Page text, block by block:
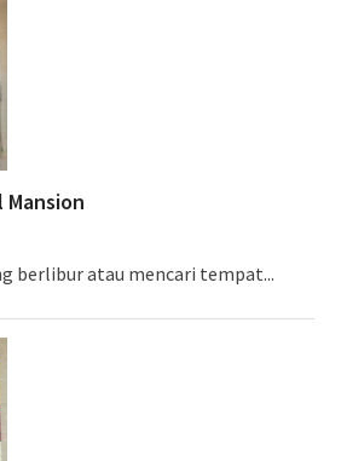
Mansion
berlibur atau mencari tempat...